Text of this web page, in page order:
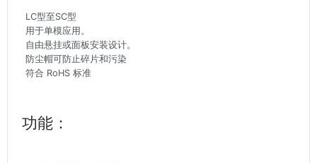
LC型至SC型
用于单模应用。
自由悬挂或面板安装设计。
防尘帽可防止碎片和污染
符合 RoHS 标准
功能：